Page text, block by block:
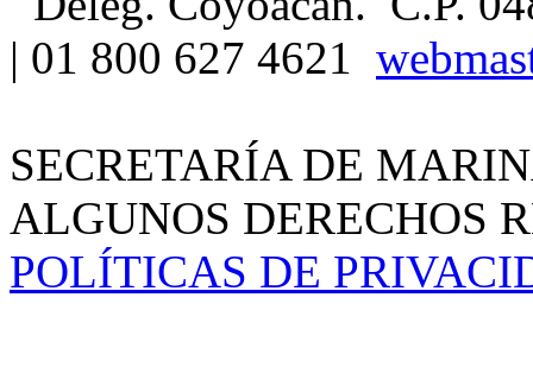
| 01 800 627 4621
SECRETARÍA DE
ALGUNOS DERECHOS
POLÍTICAS DE